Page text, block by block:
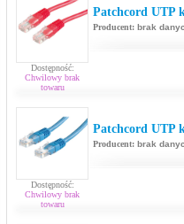
Dostępność:
Chwilowy brak
towaru
Patchcord UTP
Producent: brak
Dostępność:
Chwilowy brak
towaru
Patchcord UTP
Producent: brak